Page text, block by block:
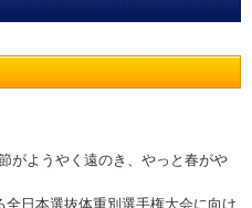
がようやく遠のき、やっと春がや
日本選抜体重別選手権大会に向け